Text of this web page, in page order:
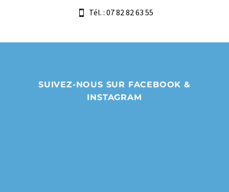
Tél. : 07 82 82 63 55
SUIVEZ-NOUS SUR FACEBOOK &
INSTAGRAM